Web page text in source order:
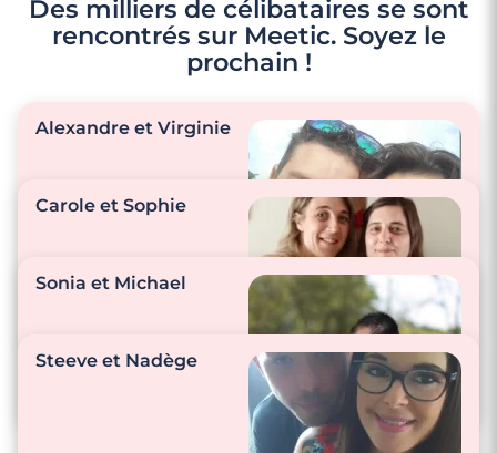
Rencontre à Carros
Des milliers de célibataires se sont
rencontrés sur Meetic. Soyez le
prochain !
Alexandre et Virginie
soin l’un de l’autre…
Carole et Sophie
"Nous nous appelons
Sonia et Michael
Steeve et Nadège